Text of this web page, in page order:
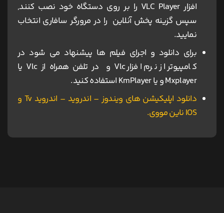
افزار VLC Player را بر روی دستگاه خود نصب کنند,
سپس گزینه پخش آنلاین را در مرورگر سافاری انتخاب
نمایید.
برای دانلود و اجرای فیلم ها پیشنهاد می شود در
کامپیوتر از نرم افزار Vlc و در تلفن همراه از Vlc یا
Mxplayer و یا KmPlayer استفاده کنید.
دانلود اپلیکیشن های ویندوز – اندروید – اندروید Tv و
IOS ناین مووی.